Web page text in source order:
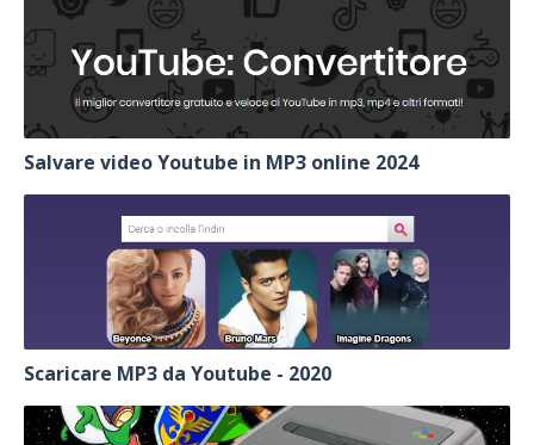
Salvare video Youtube in MP3 online 2024
Scaricare MP3 da Youtube - 2020